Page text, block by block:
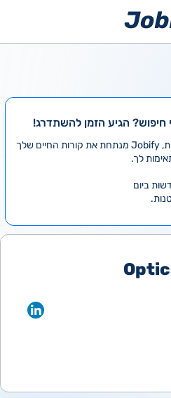
חיפוש? הגיע הזמן להשתדרג!
במקום לעבור לבד על אלפי מודעות, Jobify מנתחת את קורות החיים שלך
לך.